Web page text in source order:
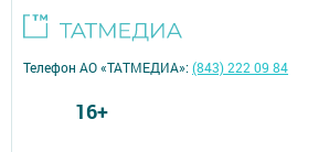
Телефон АО «ТАТМЕДИА»:(843) 222 09 84
16+